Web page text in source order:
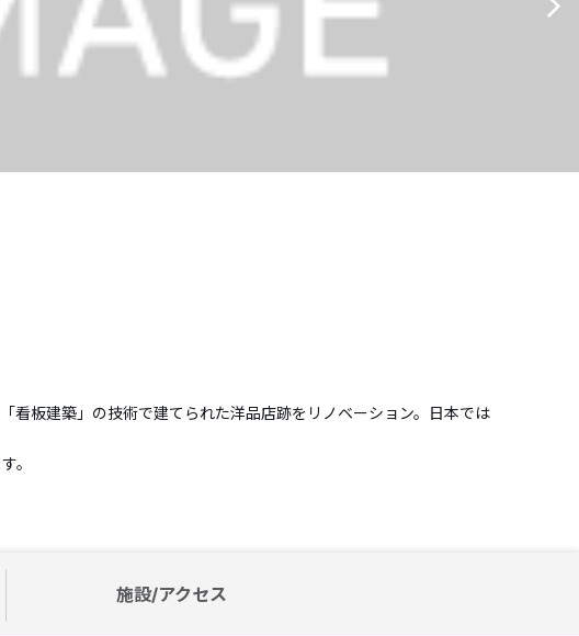
板建築」の技術で建てられた洋品店跡をリノベーション。日本では
。
施設/アクセス